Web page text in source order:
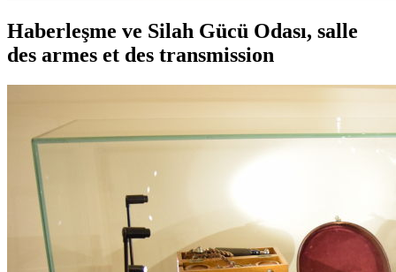
Haberleşme ve Silah Gücü Odası, salle
des armes et des transmission